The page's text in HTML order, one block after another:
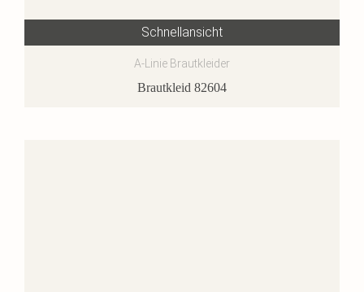
Schnellansicht
A-Linie Brautkleider
Brautkleid 82604